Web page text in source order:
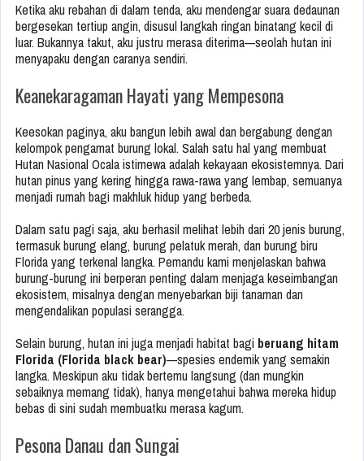
Ketika aku rebahan di dalam tenda, aku mendengar suara dedaunan
bergesekan tertiup angin, disusul langkah ringan binatang kecil di
luar. Bukannya takut, aku justru merasa diterima—seolah hutan ini
menyapaku dengan caranya sendiri.
Keanekaragaman Hayati yang Mempesona
Keesokan paginya, aku bangun lebih awal dan bergabung dengan
kelompok pengamat burung lokal. Salah satu hal yang membuat
Hutan Nasional Ocala istimewa adalah kekayaan ekosistemnya. Dari
hutan pinus yang kering hingga rawa-rawa yang lembap, semuanya
menjadi rumah bagi makhluk hidup yang berbeda.
Dalam satu pagi saja, aku berhasil melihat lebih dari 20 jenis burung,
termasuk burung elang, burung pelatuk merah, dan burung biru
Florida yang terkenal langka. Pemandu kami menjelaskan bahwa
burung-burung ini berperan penting dalam menjaga keseimbangan
ekosistem, misalnya dengan menyebarkan biji tanaman dan
mengendalikan populasi serangga.
Selain burung, hutan ini juga menjadi habitat bagi beruang hitam
Florida (Florida black bear)—spesies endemik yang semakin
langka. Meskipun aku tidak bertemu langsung (dan mungkin
sebaiknya memang tidak), hanya mengetahui bahwa mereka hidup
bebas di sini sudah membuatku merasa kagum.
Pesona Danau dan Sungai